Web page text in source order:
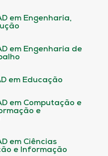
em Engenharia,
em Engenharia de
em Educação
em Computação e
e
em Ciências
e Informação